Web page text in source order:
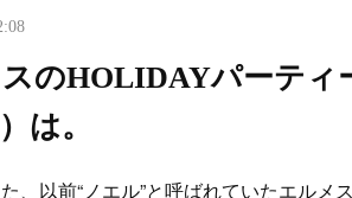
のHOLIDAYパーティ
は。
、以前“ノエル”と呼ばれていたエル